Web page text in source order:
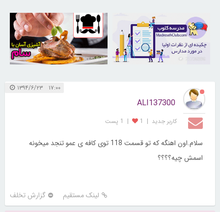
30263701
۱۷:۰۰ ۱۳۹۴/۶/۲۳
ALI137300
کاربر جديد |
1
| 1 پست
سلام.اون اهنگه که تو قسمت 118 توی کافه ی عمو تنجد میخونه
اسمش چیه؟؟؟؟
لینک مستقیم گزارش تخلف